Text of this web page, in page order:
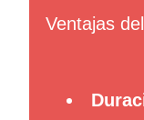
Ventajas